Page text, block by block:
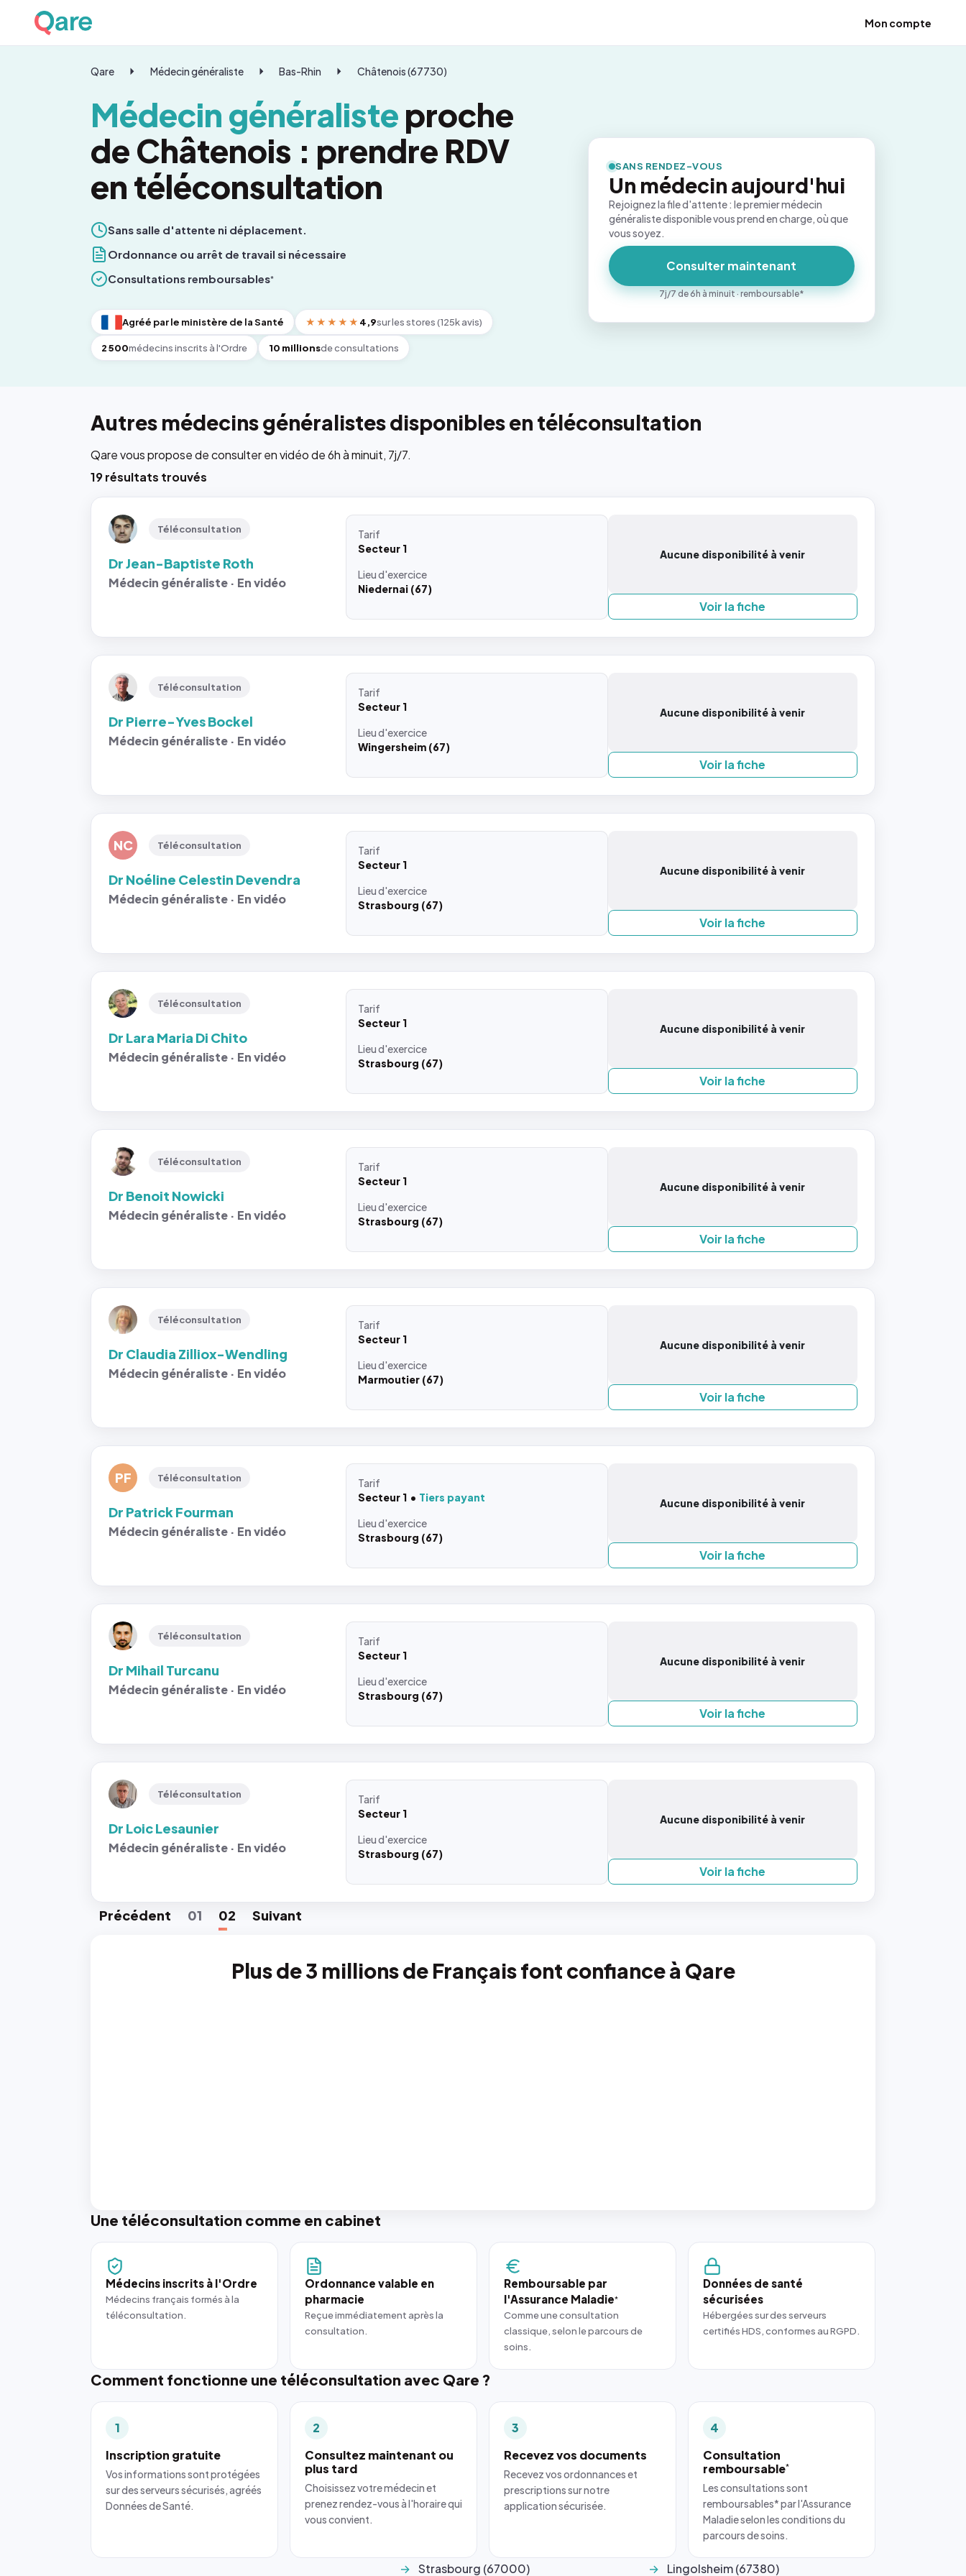
Mon compte
Qare Médecin généraliste Bas-Rhin Châtenois (67730)
Médecin généralisteproche
de Châtenois : prendre RDV
en téléconsultation
Sans salle d'attente ni déplacement.
Ordonnance ou arrêt de travail si nécessaire
Consultations remboursables*
Agréé par le ministère de la Santé ★★★★★ 4,9sur les stores (125k avis)
2 500médecins inscrits à l'Ordre 10 millionsde consultations
SANS RENDEZ-VOUS
Un médecin aujourd'hui
Rejoignez la file d'attente : le premier médecin
généraliste disponible vous prend en charge, où que
vous soyez.
Consulter maintenant
7j/7 de 6h à minuit · remboursable*
Autres médecins généralistes disponibles en téléconsultation
Qare vous propose de consulter en vidéo de 6h à minuit, 7j/7.
19 résultats trouvés
Téléconsultation
Dr Jean-Baptiste Roth
Médecin généraliste · En vidéo
Tarif
Secteur 1
Lieud'exercice
Niedernai (67)
Aucune disponibilité à venir
Voir la fiche
Téléconsultation
Dr Pierre-Yves Bockel
Médecin généraliste · En vidéo
Tarif
Secteur 1
Lieud'exercice
Wingersheim (67)
Aucune disponibilité à venir
Voir la fiche
NC Téléconsultation
Dr Noéline Celestin Devendra
Médecin généraliste · En vidéo
Tarif
Secteur 1
Lieud'exercice
Strasbourg (67)
Aucune disponibilité à venir
Voir la fiche
Téléconsultation
Dr Lara Maria Di Chito
Médecin généraliste · En vidéo
Tarif
Secteur 1
Lieud'exercice
Strasbourg (67)
Aucune disponibilité à venir
Voir la fiche
Téléconsultation
Dr Benoit Nowicki
Médecin généraliste · En vidéo
Tarif
Secteur 1
Lieud'exercice
Strasbourg (67)
Aucune disponibilité à venir
Voir la fiche
Téléconsultation
Dr Claudia Zilliox-Wendling
Médecin généraliste · En vidéo
Tarif
Secteur 1
Lieud'exercice
Marmoutier (67)
Aucune disponibilité à venir
Voir la fiche
PF Téléconsultation
Dr Patrick Fourman
Médecin généraliste · En vidéo
Tarif
Secteur 1
Tiers payant
Lieud'exercice
Strasbourg (67)
Aucune disponibilité à venir
Voir la fiche
Téléconsultation
Dr Mihail Turcanu
Médecin généraliste · En vidéo
Tarif
Secteur 1
Lieud'exercice
Strasbourg (67)
Aucune disponibilité à venir
Voir la fiche
Téléconsultation
Dr Loic Lesaunier
Médecin généraliste · En vidéo
Tarif
Secteur 1
Lieud'exercice
Strasbourg (67)
Aucune disponibilité à venir
Voir la fiche
Précédent 01 02 Suivant
Plus de 3 millions de Français font confiance à Qare
Une téléconsultation comme en cabinet
Médecins inscrits à l'Ordre
Médecins français formés à la
téléconsultation.
Ordonnance valable en
pharmacie
Reçue immédiatement après la
consultation.
Remboursable par
l'Assurance Maladie*
Comme une consultation
classique, selon le parcours de
soins.
Données de santé
sécurisées
Hébergées sur des serveurs
certifiés HDS, conformes au RGPD.
Comment fonctionne une téléconsultation avec Qare ?
1
Inscription gratuite
Vos informations sont protégées
sur des serveurs sécurisés, agréés
Données de Santé.
2
Consultez maintenant ou
plus tard
Choisissez votre médecin et
prenez rendez-vous à l'horaire qui
vous convient.
3
Recevez vos documents
Recevez vos ordonnances et
prescriptions sur notre
application sécurisée.
4
Consultation
remboursable*
Les consultations sont
remboursables* par l'Assurance
Maladie selon les conditions du
parcours de soins.
Strasbourg (67000) Lingolsheim (67380)